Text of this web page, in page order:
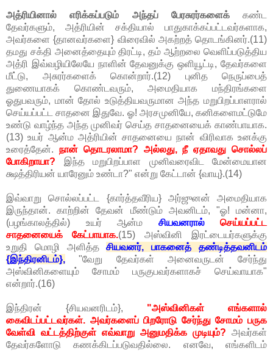
அத்ரியினால் எரிக்கப்படும் அந்தப் பேரசுரர்களைக்கண்ட
தேவர்களும், அத்ரியின் சக்தியால் பாதுகாக்கப்பட்டவர்களாக,
அவர்களை {தானவர்களை} விரைவில் அகற்றத் தொடங்கினர்.(11)
தமது சக்தி அனைத்தையும் திரட்டி, தம் ஆற்றலை வெளிப்படுத்திய
அத்ரி இவ்வழியிலேயே நாளின் தேவனுக்கு ஒளியூட்டி, தேவர்களை
மீட்டு, அசுரர்களைக் கொன்றார்.(12) புனித நெருப்பைத்
துணையாகக் கொண்டவரும், அமைதியாக மந்திரங்களை
ஓதுபவரும், மான் தோல் உடுத்தியவருமான அந்த மறுபிறப்பாளரால்
செய்யப்பட்ட சாதனை இதுவே. ஓ! அரசமுனியே, கனிகளைமட்டுமே
உண்டு வாழ்ந்த அந்த முனிவர் செய்த சாதனையைக் காண்பாயாக.
(13) உயர் ஆன்ம அத்ரியின் சாதனையை நான் விரிவாக உனக்கு
உரைத்தேன். நான் தொடரலாமா? அல்லது, நீ ஏதாவது சொல்லப்
போகிறாயா? இந்த மறுபிறப்பாள முனிவரைவிட மேன்மையான
க்ஷத்திரியன் யாரேனும் உண்டா?" என்று கேட்டான் {வாயு}.(14)
இவ்வாறு சொல்லப்பட்ட {கார்த்தவீரிய} அர்ஜுனன் அமைதியாக
இருந்தான். காற்றின் தேவன் மீண்டும் அவனிடம், "ஓ! மன்னா,
(பழங்காலத்தில்) உயர் ஆன்ம சியவனரால்செய்யப்பட்ட
சாதனையைக் கேட்பாயாக.(15) அஸ்வினி இரட்டையர்களுக்கு
உறுதி மொழி அளித்தசியவனர்,பாகனைத் தண்டித்தவனிடம்
{இந்திரனிடம்}, "வேறு தேவர்கள் அனைவருடன் சேர்ந்து
அஸ்வினிகளையும் சோமம் பருகுபவர்களாகச் செய்வாயாக"
என்றார்.(16)
இந்திரன் {சியவனரிடம்}, "அஸ்வினிகள் எங்களால்
கைவிடப்பட்டவர்கள். அவர்களைப் பிறரோடு சேர்ந்து சோமம் பருக
வேள்வி வட்டத்திற்குள் எவ்வாறு அனுமதிக்க முடியும்? அவர்கள்
தேவர்களோடு கணக்கிடப்படுவதில்லை. எனவே, எங்களிடம்